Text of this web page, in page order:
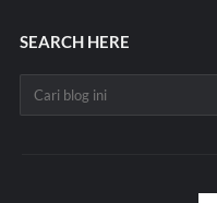
SEARCH HERE